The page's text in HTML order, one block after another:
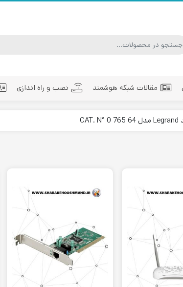
ماژول فیبر نوری
مقالات شبکه هوشمند نصب و راه اندازی